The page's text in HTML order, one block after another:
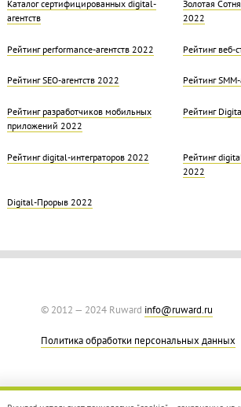
Каталог сертифицированных digital-
агентств
Золотая
2022
Рейтинг performance-агентств 2022 Рейтинг веб-
Рейтинг SEO-агентств 2022 Рейтинг
Рейтинг разработчиков мобильных
приложений 2022
Рейтинг
Рейтинг digital-интеграторов 2022
Рейтинг
2022
Digital-Прорыв 2022
© 2012 — 2024 Ruward info@ruward.ru
Политика обработки персональных данных